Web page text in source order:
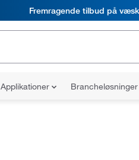
Fremragende tilbud på
Applikationer Brancheløsninger